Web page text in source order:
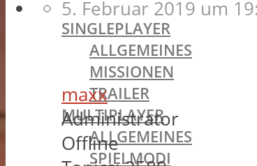
BATTLEFIELD 1
SINGLEPLAYER
ALLGEMEINES
MISSIONEN
TRAILER
MULTIPLAYER
ALLGEMEINES
SPIELMODI
5. Februar 2019 um
maxx
Administrator
Offline